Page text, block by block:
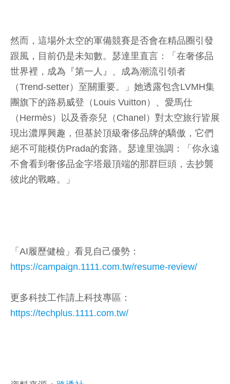
然而，這場外太空的軍備競賽是否會在精品圈引發
跟風，目前仍是未知數。瑟達里直言：「在奢侈品
世界裡，成為『第一人』、成為潮流引領者
（Trend-setter）至關重要。」她透露包含LVMH集
團旗下的路易威登（Louis Vuitton）、愛馬仕
（Hermès）以及香奈兒（Chanel）對太空旅行皆展
現出濃厚興趣，但基於頂級奢侈品牌的驕傲，它們
絕不可能模仿Prada的套路。瑟達里強調：「你永遠
不會看到奢侈品金字塔最頂端的那群巨頭，去抄襲
彼此的戰略。」
「AI履歷健檢」看見自己優勢：
https://campaign.1111.com.tw/resume-review/
更多科技工作請上科技專區：
https://techplus.1111.com.tw/